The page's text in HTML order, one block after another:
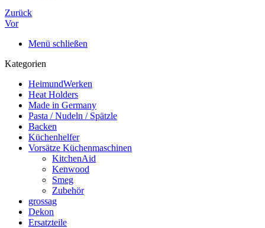
Zurück
Vor
Menü schließen
Kategorien
HeimundWerken
Heat Holders
Made in Germany
Pasta / Nudeln / Spätzle
Backen
Küchenhelfer
Vorsätze Küchenmaschinen
KitchenAid
Kenwood
Smeg
Zubehör
grossag
Dekon
Ersatzteile